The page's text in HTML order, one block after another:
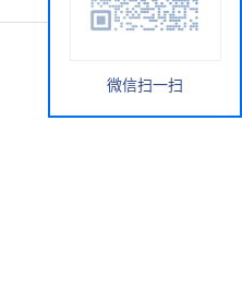
微信扫一扫